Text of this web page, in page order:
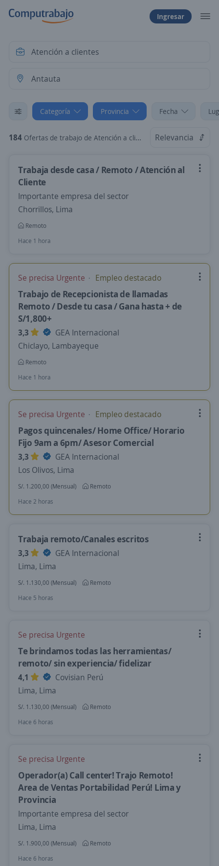
Ingresar
Categoría Provincia Fecha
184 Ofertas de trabajo de Atención a clientes en Antauta, Puno Relevancia
Trabaja desde casa / Remoto / Atención al
Cliente
Importante empresa del sector
Chorrillos, Lima
Remoto
Hace 1 hora
Se precisa Urgente Empleo destacado
Trabajo de Recepcionista de llamadas
Remoto / Desde tu casa / Gana hasta + de
S/1,800+
3,3
GEA Internacional
Chiclayo, Lambayeque
Remoto
Hace 1 hora
Se precisa Urgente Empleo destacado
Pagos quincenales/ Home Office/ Horario
Fijo 9am a 6pm/ Asesor Comercial
3,3
GEA Internacional
Los Olivos, Lima
S/. 1.200,00 (Mensual)
Remoto
Hace 2 horas
Trabaja remoto/Canales escritos
3,3
GEA Internacional
Lima, Lima
S/. 1.130,00 (Mensual)
Remoto
Hace 5 horas
Se precisa Urgente
Te brindamos todas las herramientas/
remoto/ sin experiencia/ fidelizar
4,1
Covisian Perú
Lima, Lima
S/. 1.130,00 (Mensual)
Remoto
Hace 6 horas
Se precisa Urgente
Operador(a) Call center! Trajo Remoto!
Area de Ventas Portabilidad Perú! Lima y
Provincia
Importante empresa del sector
Lima, Lima
S/. 1.900,00 (Mensual)
Remoto
Hace 6 horas